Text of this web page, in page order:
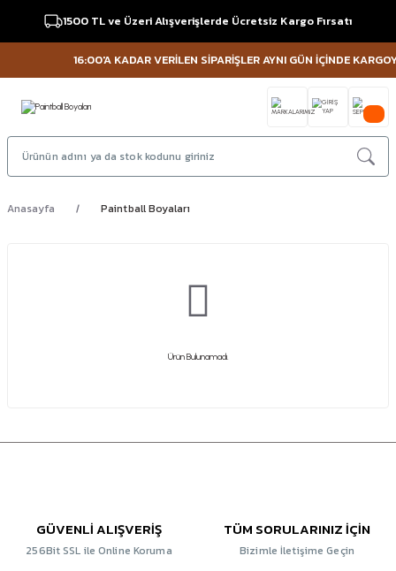
1500 TL ve Üzeri Alışverişlerde Ücretsiz Kargo Fırsatı
16:00'A KADAR VERİLEN SİPARİŞLER AYNI GÜN İÇİNDE
Anasayfa Paintball Boyaları
Ürün Bulunamadı.
GÜVENLİ ALIŞVERİŞ
256Bit SSL ile Online Koruma
TÜM SORULARINIZ İÇİN
Bizimle İletişime Geçin